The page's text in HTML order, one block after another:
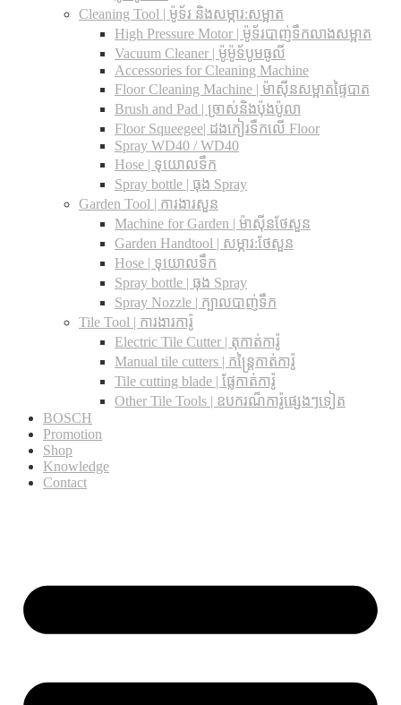
Cleaning Tool | ម៉ូទ័រ និងសម្ភារ:សម្អាត
High Pressure Motor | ម៉ូទ័របាញ់ទឹកលាងសម្អាត
Vacuum Cleaner | ម៉ូម៉ូទ័បូមធូលី
Accessories for Cleaning Machine
Floor Cleaning Machine | ម៉ាស៊ីនសម្អាតផ្ទៃបាត
Brush and Pad | ច្រាស់និងប៉ុងប៉ូលា
Floor Squeegee| ដងកៀរទឺកលើ Floor
Spray WD40 / WD40
Hose | ទុយោលទឹក
Spray bottle | ធុង Spray
Garden Tool | ការងារសួន
Machine for Garden | ម៉ាស៊ីនថែសួន
Garden Handtool | សម្ភារ:ថែសួន
Hose | ទុយោលទឹក
Spray bottle | ធុង Spray
Spray Nozzle | ក្បាលបាញ់ទឹក
Tile Tool | ការងារការ៉ូ
Electric Tile Cutter | តុកាត់ការ៉ូ
Manual tile cutters | កន្ត្រៃកាត់ការ៉ូ
Tile cutting blade | ផ្លែកាត់ការ៉ូ
Other Tile Tools | ឧបករណ៏ការ៉ូផ្សេងៗទៀត
BOSCH
Promotion
Shop
Knowledge
Contact